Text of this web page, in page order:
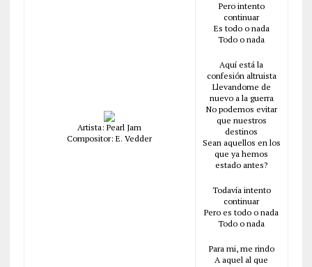
Artista: Pearl Jam
Compositor: E. Vedder
Pero intento
continuar
Es todo o nada
Todo o nada
Aquí está la
confesión altruista
Llevandome de
nuevo a la guerra
No podemos evitar
que nuestros
destinos
Sean aquellos en los
que ya hemos
estado antes?
Todavía intento
continuar
Pero es todo o nada
Todo o nada
Para mi, me rindo
A aquel al que